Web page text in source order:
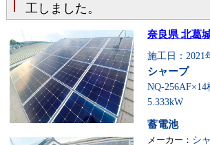
工しました。
奈良県 北葛
施工日：2021
シャープ
NQ-256AF×14
5.333kW
蓄電池
メーカー： シ